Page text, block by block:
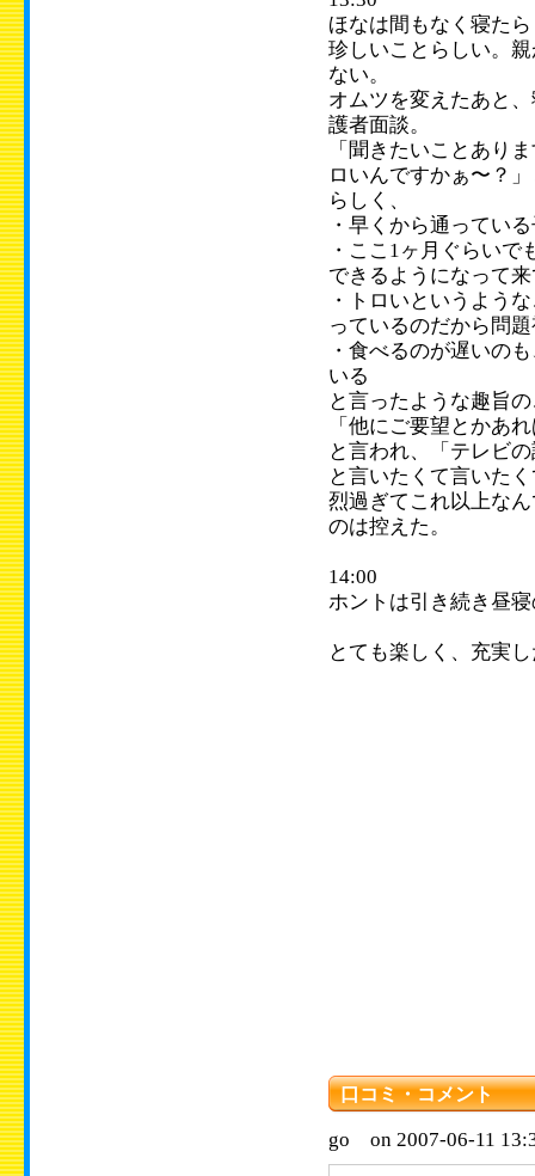
ほなは間もなく寝た
珍しいことらしい。
ない。
オムツを変えたあと
護者面談。
「聞きたいことあり
ロいんですかぁ〜？
らしく、
・早くから通ってい
・ここ1ヶ月ぐらい
できるようになって
・トロいというよう
っているのだから問
・食べるのが遅いの
いる
と言ったような趣旨
「他にご要望とかあ
と言われ、「テレビ
と言いたくて言いた
烈過ぎてこれ以上な
のは控えた。
14:00
ホントは引き続き昼
とても楽しく、充実
口コミ・コメント
go on 2007-06-11